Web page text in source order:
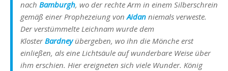
nach Bamburgh, wo der rechte Arm in einem Silberschrein
gemäß einer Prophezeiung vonAidan niemals verweste.
Der verstümmelte Leichnam wurde dem
KlosterBardneyübergeben, wo ihn die Mönche erst
einließen, als eine Lichtsäule auf wunderbare Weise über
ihm erschien. Hier ereigneten sich viele Wunder. König